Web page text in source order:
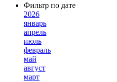
Фильтр по дате
2026
январь
апрель
июль
февраль
май
август
март